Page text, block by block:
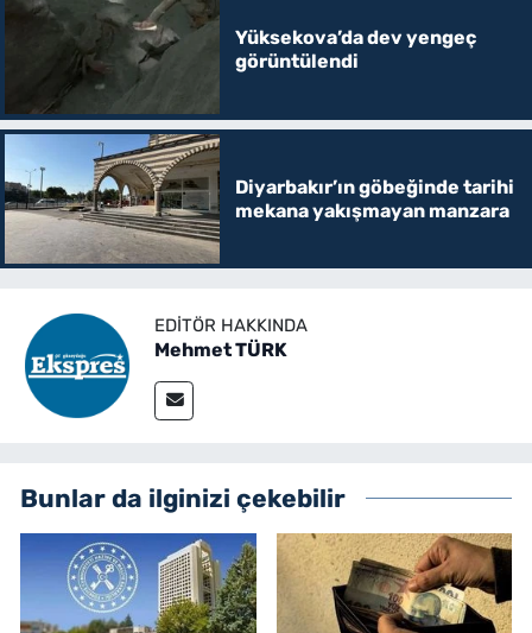
Yüksekova’da dev yengeç
görüntülendi
Diyarbakır’ın göbeğinde tarihi
mekana yakışmayan manzara
EDITÖR HAKKINDA
Mehmet TÜRK
Bunlar da ilginizi çekebilir